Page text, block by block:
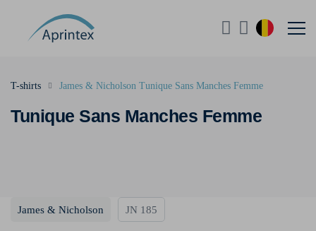
Tunique Sans Manches Femme
T-shirts James & Nicholson Tunique Sans Manches Femme
James & Nicholson JN 185